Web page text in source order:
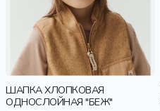
ШАПКА ХЛОПКОВАЯ
ОДНОСЛОЙНАЯ "БЕЖ"